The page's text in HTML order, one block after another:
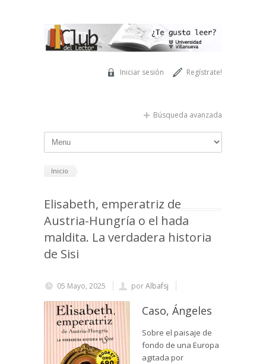
Regístrate!
Iniciar sesión
Búsqueda avanzada
Inicio
Elisabeth, emperatriz de
Austria-Hungría o el hada
maldita. La verdadera historia
de Sisi
05 Mayo, 2025 porAlbafsj
Caso, Ángeles
Sobre el paisaje de
fondo de una Europa
agitada por